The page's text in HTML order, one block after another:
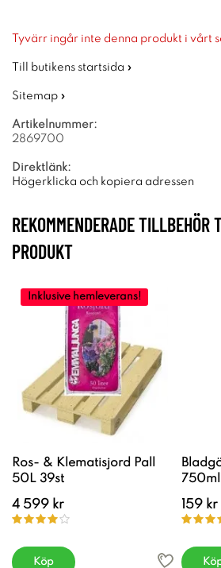
Tyvärr ingår inte denna produkt i vårt
Till butikens startsida »
Sitemap »
Artikelnummer:
2869700
Direktlänk:
Högerklicka och kopiera adressen
REKOMMENDERADE TILLBEHÖR
PRODUKT
Inklusive hemleverans!
Ros- & Klematisjord Pall
50L 39st
4 599 kr
Köp
750ml
159 kr